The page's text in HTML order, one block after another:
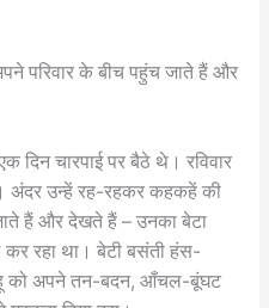
परिवार के बीच पहुंच जाते हैं और
दिन चारपाई पर बैठे थे। रविवार
अंदर उन्हें रह-रहकर कहकहें की
हैं और देखते हैं – उनका बेटा
रहा था। बेटी बसंती हंस-
को अपने तन-बदन, आँचल-बूंघट